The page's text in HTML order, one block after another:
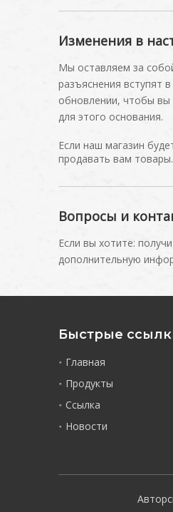
Изменения в
Мы оставляем за
разъяснения вступят
обновлении, чтобы
для этого основания.
Если наш магазин
продавать вам товары.
Вопросы и
Если вы хотите:
дополнительную
Быстрые
Главная
Продукты
Ссылка
Новости